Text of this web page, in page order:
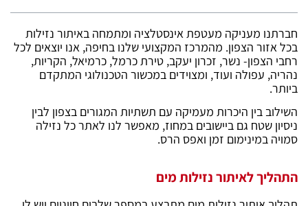
חברתנו מעניקה מעטפת אינסטלציה ומתמחה באיתור נזילות
בכל אזור הצפון. מהמרכז המקצועי שלנו בחיפה, אנו יוצאים לכל
רחבי הצפון- נשר, זכרון יעקב, טירת כרמל, כרמיאל, הקריות,
נהריה, עפולה ועוד, ומצוידים במכשור הטכנולוגי המתקדם
ביותר.
השילוב בין היכרות מעמיקה עם תשתיות המגורים בצפון לבין
ניסיון שטח גם ביישובים במחוז, מאפשר לנו לאתר כל נזילה
סמויה במינימום זמן ואפס הרס.
התהליך לאיתור נזילות מים